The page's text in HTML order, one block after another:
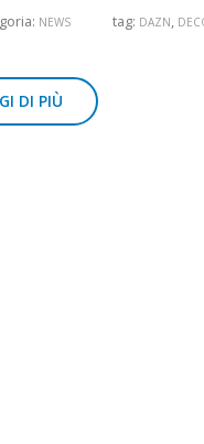
NEWS tag: DAZN,
DI PIÙ